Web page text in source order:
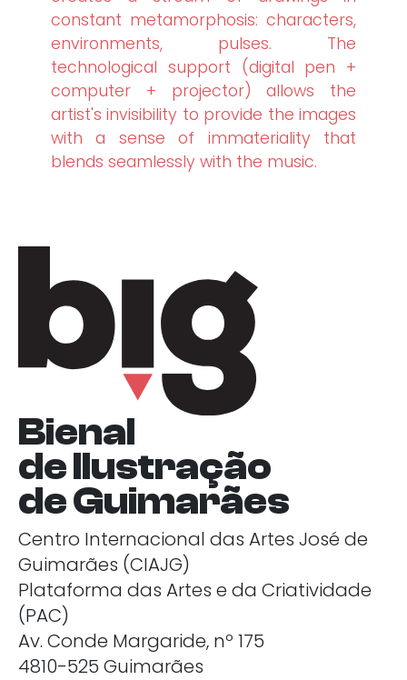
constant metamorphosis: characters,
environments, pulses. The
technological support (digital pen +
computer + projector) allows the
artist's invisibility to provide the images
with a sense of immateriality that
blends seamlessly with the music.
Bienal
de Ilustração
de Guimarães
Centro Internacional das Artes José de
Guimarães (CIAJG)
Plataforma das Artes e da Criatividade
(PAC)
Av. Conde Margaride, nº 175
4810-525 Guimarães